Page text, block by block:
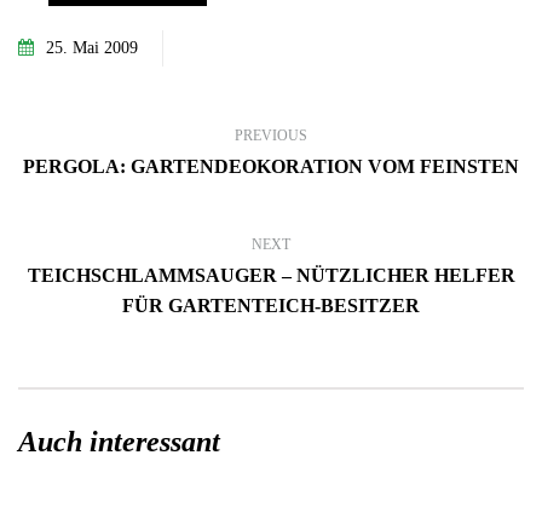
25. Mai 2009
PREVIOUS
PERGOLA: GARTENDEOKORATION VOM FEINSTEN
NEXT
TEICHSCHLAMMSAUGER – NÜTZLICHER HELFER
FÜR GARTENTEICH-BESITZER
Auch interessant